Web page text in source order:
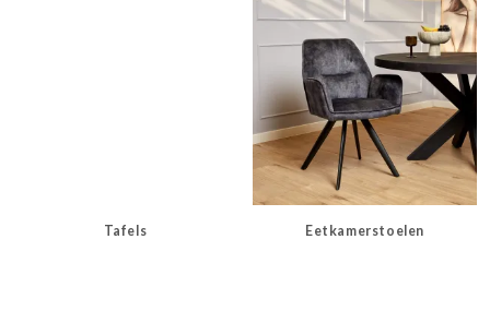
Tafels Eetkamerstoelen